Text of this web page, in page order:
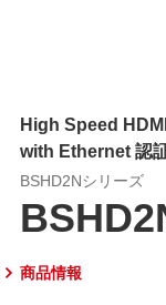
High Speed
with Ethernet 認証
BSHD2Nシリーズ
商品情報